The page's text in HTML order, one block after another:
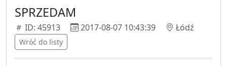
SPRZEDAM
ID: 45913 2017-08-07 10:43:39 Łódź
Wróć do listy